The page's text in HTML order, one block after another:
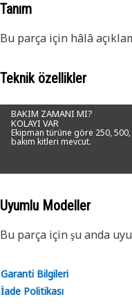
Tanım
Bu parça için hâlâ
Teknik özellikler
BAKIM ZAMANI MI?
KOLAYI VAR
Ekipman türüne göre 250,
bakım kitleri mevcut.
Uyumlu Modeller
Bu parça için şu anda
Garanti Bilgileri
İade Politikası